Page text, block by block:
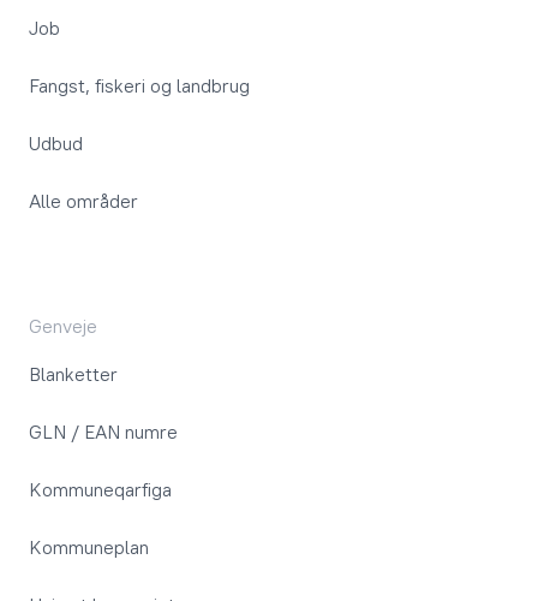
Job
Fangst, fiskeri og landbrug
Udbud
Alle områder
Genveje
Blanketter
GLN / EAN numre
Kommuneqarfiga
Kommuneplan